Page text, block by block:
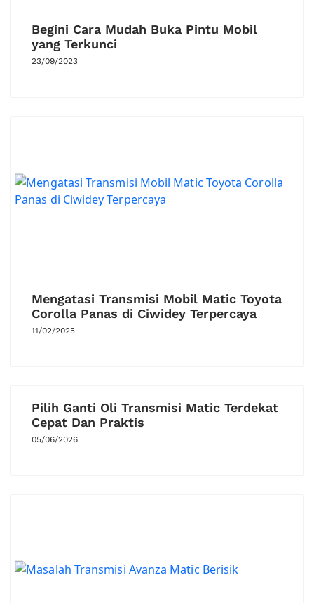
Begini Cara Mudah Buka Pintu Mobil
yang Terkunci
23/09/2023
Mengatasi Transmisi Mobil Matic Toyota
Corolla Panas di Ciwidey Terpercaya
11/02/2025
Pilih Ganti Oli Transmisi Matic Terdekat
Cepat Dan Praktis
05/06/2026